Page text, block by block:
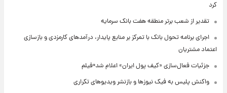
کرد
تقدیر از شعب برتر منطقه هفت بانک سرمایه
اجرای برنامه تحول بانک با تمرکز بر منابع پایدار، درآمدهای کارمزدی و بازسازی
اعتماد مشتریان
جزئیات فعال‌سازی «کیف پول ایران» اعلام شد+فیلم
واکنش پلیس به فیک نیوزها و بازنشر ویدیوهای تکراری